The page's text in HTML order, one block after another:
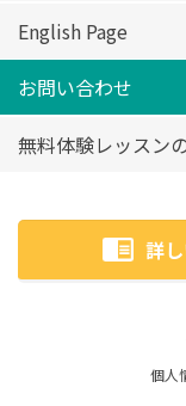
English Page
お問い合わせ
無料体験レッスン
詳
個人